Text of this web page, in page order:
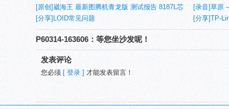
[原创]崴海王 最新图腾机青龙版 测试报告 8187L芯
片
[录音]草原
[分享]LOID常见问题
[分享]TP-
P60314-163606：等您坐沙发呢！
发表评论
您必须 [ 登录 ] 才能发表留言！